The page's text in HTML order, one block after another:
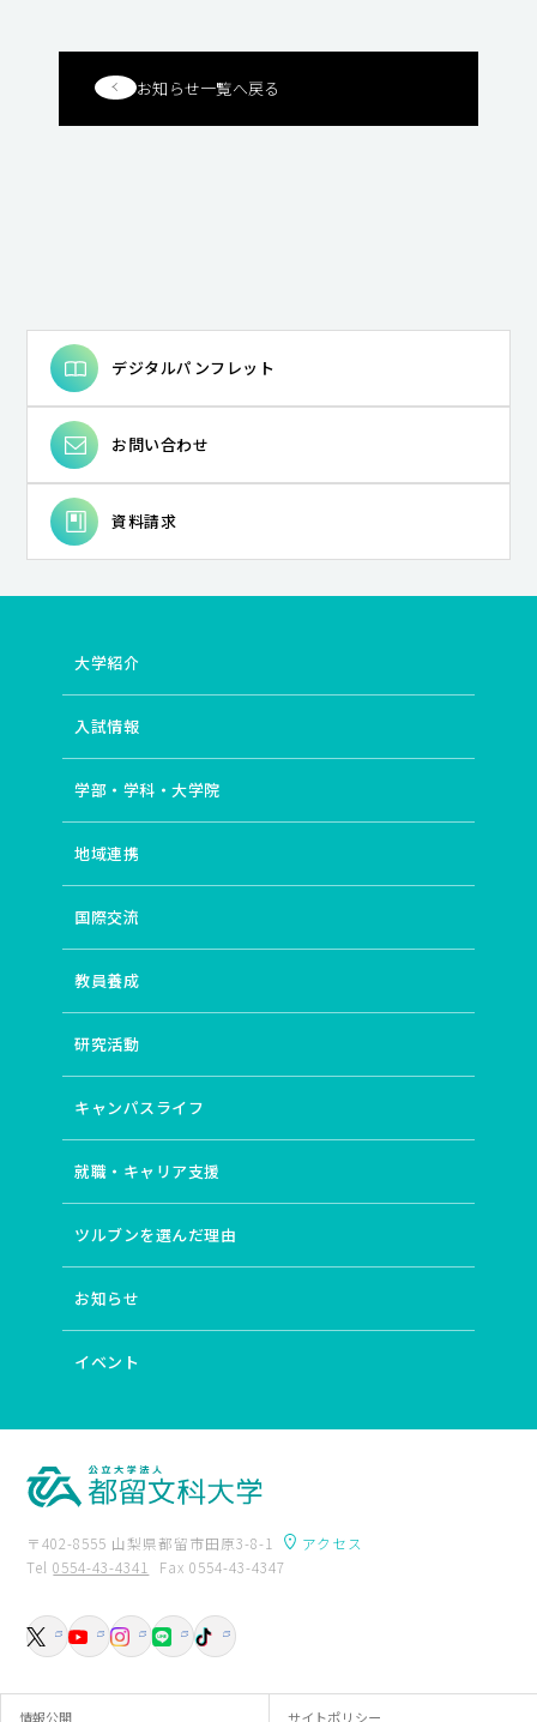
入試資料請求
お問い合わせ
お知らせ一覧へ戻る
デジタルパンフレット
お問い合わせ
資料請求
大学紹介
入試情報
学部・学科・大学院
地域連携
国際交流
教員養成
研究活動
キャンパスライフ
就職・キャリア支援
ツルブンを選んだ理由
お知らせ
イベント
〒402-8555 山梨県都留市田原3-8-1
アクセス
Tel0554-43-4341 Fax 0554-43-4347
情報公開 サイトポリシー